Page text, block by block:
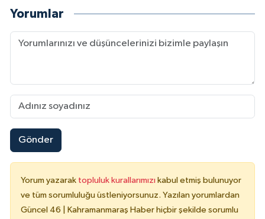
Yorumlar
Gönder
Yorum yazarak topluluk kurallarımızı kabul etmiş bulunuyor
ve tüm sorumluluğu üstleniyorsunuz. Yazılan yorumlardan
Güncel 46 | Kahramanmaraş Haber hiçbir şekilde sorumlu